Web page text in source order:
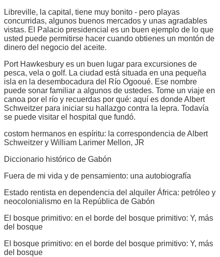
Libreville, la capital, tiene muy bonito - pero playas
concurridas, algunos buenos mercados y unas agradables
vistas. El Palacio presidencial es un buen ejemplo de lo que
usted puede permitirse hacer cuando obtienes un montón de
dinero del negocio del aceite.
Port Hawkesbury es un buen lugar para excursiones de
pesca, vela o golf. La ciudad está situada en una pequeña
isla en la desembocadura del Río Ogooué. Ese nombre
puede sonar familiar a algunos de ustedes. Tome un viaje en
canoa por el río y recuerdas por qué: aquí es donde Albert
Schweitzer para iniciar su hallazgo contra la lepra. Todavía
se puede visitar el hospital que fundó.
costom hermanos en espíritu: la correspondencia de Albert
Schweitzer y William Larimer Mellon, JR
Diccionario histórico de Gabón
Fuera de mi vida y de pensamiento: una autobiografía
Estado rentista en dependencia del alquiler África: petróleo y
neocolonialismo en la República de Gabón
El bosque primitivo: en el borde del bosque primitivo: Y, más
del bosque
El bosque primitivo: en el borde del bosque primitivo: Y, más
del bosque